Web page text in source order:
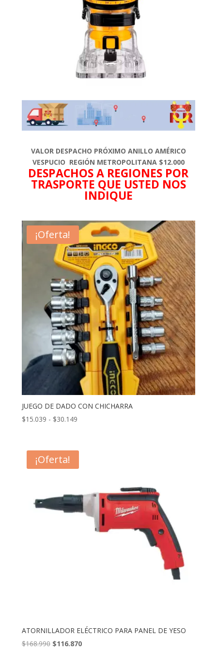
VALOR DESPACHO PRÓXIMO ANILLO AMÉRICO
VESPUCIO REGIÓN METROPOLITANA $12.000
DESPACHOS A REGIONES POR
TRASPORTE QUE USTED NOS
INDIQUE
¡Oferta!
JUEGO DE DADO CON CHICHARRA
$15.039 - $30.149Rango
$15.039
$30.149
¡Oferta!
ATORNILLADOR ELÉCTRICO PARA PANEL DE YESO
$168.990 El
$116.870El